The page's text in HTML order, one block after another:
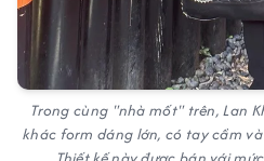
Trong cùng "nhà mốt" trên, Lan
khác form dáng lớn, có tay cầm